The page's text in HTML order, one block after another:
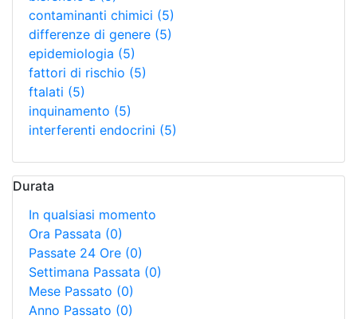
contaminanti chimici (5)
differenze di genere (5)
epidemiologia (5)
fattori di rischio (5)
ftalati (5)
inquinamento (5)
interferenti endocrini (5)
Durata
In qualsiasi momento
Ora Passata (0)
Passate 24 Ore (0)
Settimana Passata (0)
Mese Passato (0)
Anno Passato (0)